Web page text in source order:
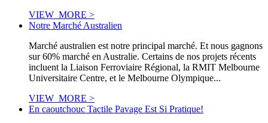
VIEW_MORE >
Notre Marché Australien
Marché australien est notre principal marché. Et nous gagnons
sur 60% marché en Australie. Certains de nos projets récents
incluent la Liaison Ferroviaire Régional, la RMIT Melbourne
Universitaire Centre, et le Melbourne Olympique...
VIEW_MORE >
En caoutchouc Tactile Pavage Est Si Pratique!